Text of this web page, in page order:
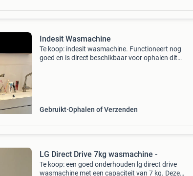
Indesit Wasmachine
Te koop: indesit wasmachine. Functioneert nog
goed en is direct beschikbaar voor ophalen dit
Gebruikt Ophalen of Verzenden
LG Direct Drive 7kg wasmachine -
Te koop: een goed onderhouden lg direct drive
wasmachine met een capaciteit van 7 kg. Deze